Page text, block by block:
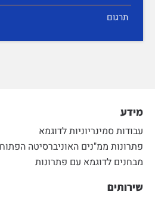
תרגום
מידע
עבודות סמינריוניות לדוגמא
פתרונות ממ"נים האוניברסיטה
מבחנים לדוגמא עם פתרונות
שירותים